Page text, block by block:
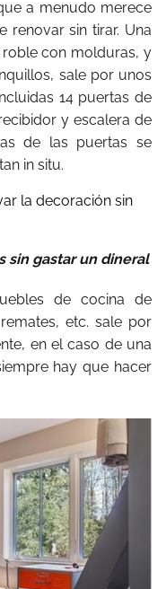
a menudo merece
renovar sin tirar. Una
con molduras, y
sale por unos
14 puertas de
y escalera de
de las puertas se
in situ.
sin gastar un dineral
de cocina de
etc. sale por
en el caso de una
hay que hacer